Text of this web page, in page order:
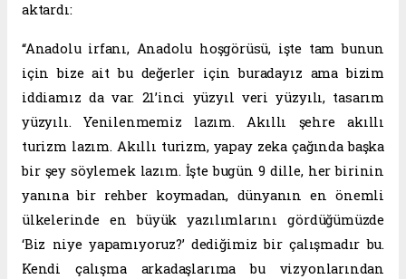
aktardı:
“Anadolu irfanı, Anadolu hoşgörüsü, işte tam bunun
için bize ait bu değerler için buradayız ama bizim
iddiamız da var. 21’inci yüzyıl veri yüzyılı, tasarım
yüzyılı. Yenilenmemiz lazım. Akıllı şehre akıllı
turizm lazım. Akıllı turizm, yapay zeka çağında başka
bir şey söylemek lazım. İşte bugün 9 dille, her birinin
yanına bir rehber koymadan, dünyanın en önemli
ülkelerinde en büyük yazılımlarını gördüğümüzde
‘Biz niye yapamıyoruz?’ dediğimiz bir çalışmadır bu.
Kendi çalışma arkadaşlarıma bu vizyonlarından